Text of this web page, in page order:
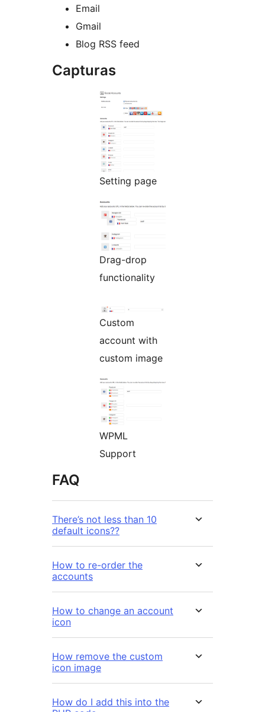
Email
Gmail
Blog RSS feed
Capturas
Setting page
Drag-drop
functionality
Custom
account with
custom image
WPML
Support
FAQ
There’s not less than 10
default icons??
How to re-order the
accounts
How to change an account
icon
How remove the custom
icon image
How do I add this into the